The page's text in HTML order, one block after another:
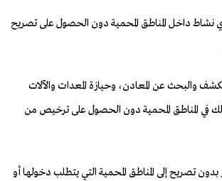
نشاط داخل المناطق المحمية دون الحصول على تصريح
والبحث عن المعادن، وحيازة المعدات والآلات
في المناطق المحمية دون الحصول على ترخيص من
بدون تصريح إلى المناطق المحمية التي يتطلب دخولها أو